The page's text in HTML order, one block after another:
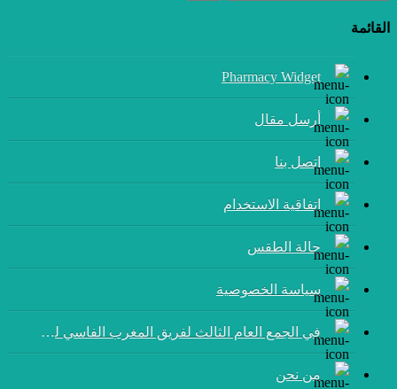
القائمة
Pharmacy Widget
أرسل مقال
إتصل بنا
اتفاقية الاستخدام
حالة الطقس
سياسة الخصوصية
في الجمع العام الثالث لفريق المغرب الفاسي لكرة القدم:
من نحن